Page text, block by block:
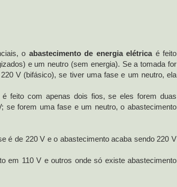
o abastecimento de energia elétricaé feito
e um neutro (sem energia). Se a tomada for
V (bifásico), se tiver uma fase e um neutro, ela
feito com apenas dois fios, se eles forem duas
se forem uma fase e um neutro, o abastecimento
é de 220 V e o abastecimento acaba sendo 220 V
em 110 V e outros onde só existe abastecimento